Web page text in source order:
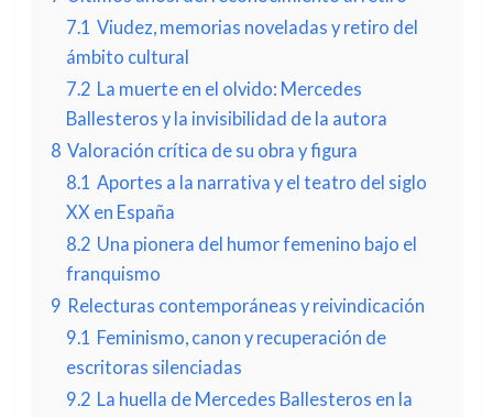
7.1 Viudez, memorias noveladas y retiro del
ámbito cultural
7.2 La muerte en el olvido: Mercedes
Ballesteros y la invisibilidad de la autora
8 Valoración crítica de su obra y figura
8.1 Aportes a la narrativa y el teatro del siglo
XX en España
8.2 Una pionera del humor femenino bajo el
franquismo
9 Relecturas contemporáneas y reivindicación
9.1 Feminismo, canon y recuperación de
escritoras silenciadas
9.2 La huella de Mercedes Ballesteros en la